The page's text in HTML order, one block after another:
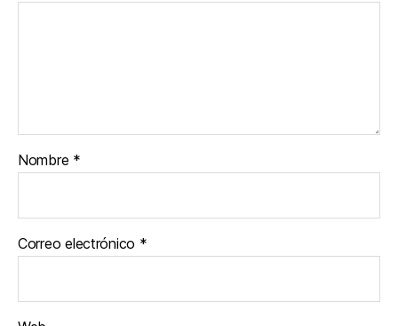
Nombre *
Correo electrónico *